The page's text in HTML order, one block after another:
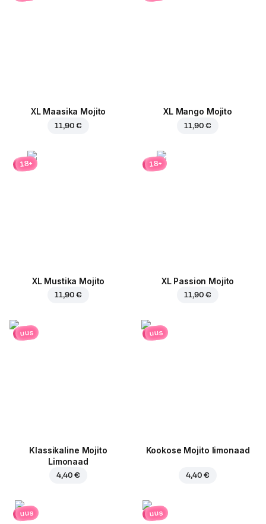
XL Maasika Mojito
11,90 €
XL Mango Mojito
11,90 €
18+
XL Mustika Mojito
11,90 €
18+
XL Passion Mojito
11,90 €
uus
Klassikaline Mojito
Limonaad
4,40 €
uus
Kookose Mojito limonaad
4,40 €
uus uus